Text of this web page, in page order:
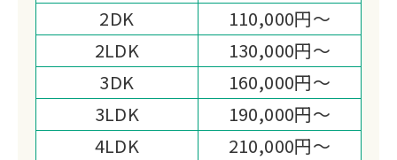
2DK
110,000円～
2LDK
130,000円～
3DK
160,000円～
3LDK
190,000円～
4LDK
210,000円～